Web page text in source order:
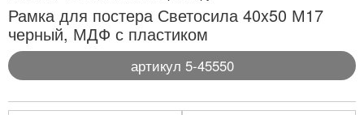
Рамка для постера Светосила 40x50 М17
черный, МДФ с пластиком
артикул 5-45550